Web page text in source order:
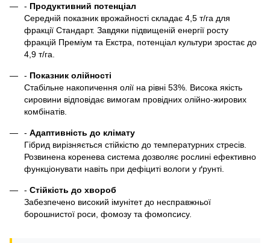
- Продуктивний потенціал
Середній показник врожайності складає 4,5 т/га для
фракції Стандарт. Завдяки підвищеній енергії росту
фракцій Преміум та Екстра, потенціал культури зростає до
4,9 т/га.
- Показник олійності
Стабільне накопичення олії на рівні 53%. Висока якість
сировини відповідає вимогам провідних олійно-жирових
комбінатів.
- Адаптивність до клімату
Гібрид вирізняється стійкістю до температурних стресів.
Розвинена коренева система дозволяє рослині ефективно
функціонувати навіть при дефіциті вологи у ґрунті.
- Стійкість до хвороб
Забезпечено високий імунітет до несправжньої
борошнистої роси, фомозу та фомопсису.